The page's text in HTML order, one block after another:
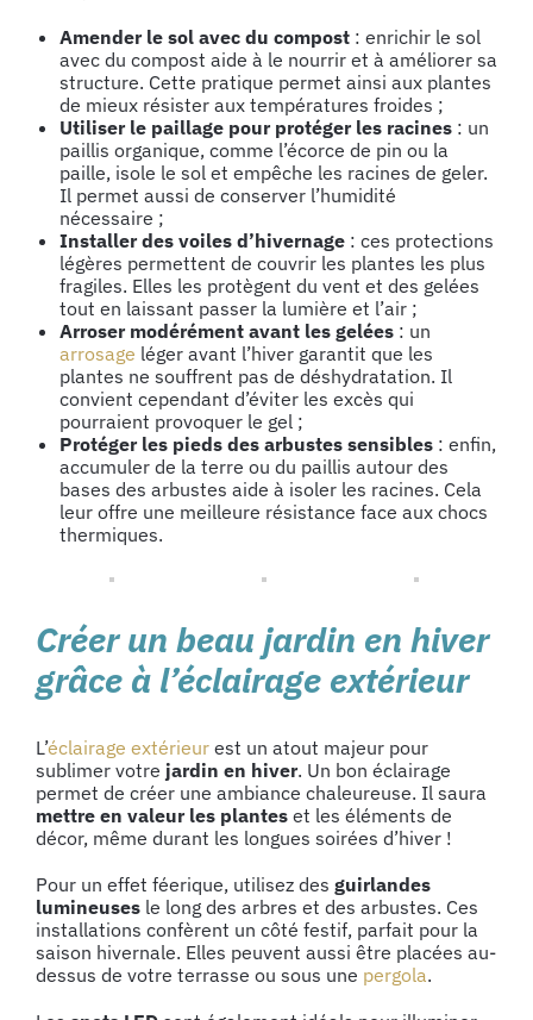
Amender le sol avec du compost : enrichir le sol
avec du compost aide à le nourrir et à améliorer sa
structure. Cette pratique permet ainsi aux plantes
de mieux résister aux températures froides ;
Utiliser le paillage pour protéger les racines : un
paillis organique, comme l’écorce de pin ou la
paille, isole le sol et empêche les racines de geler.
Il permet aussi de conserver l’humidité
nécessaire ;
Installer des voiles d’hivernage : ces protections
légères permettent de couvrir les plantes les plus
fragiles. Elles les protègent du vent et des gelées
tout en laissant passer la lumière et l’air ;
Arroser modérément avant les gelées : un
arrosage léger avant l’hiver garantit que les
plantes ne souffrent pas de déshydratation. Il
convient cependant d’éviter les excès qui
pourraient provoquer le gel ;
Protéger les pieds des arbustes sensibles : enfin,
accumuler de la terre ou du paillis autour des
bases des arbustes aide à isoler les racines. Cela
leur offre une meilleure résistance face aux chocs
thermiques.
Créer un beau jardin en hiver
grâce à l’éclairage extérieur
L’éclairage extérieur est un atout majeur pour
sublimer votre jardin en hiver. Un bon éclairage
permet de créer une ambiance chaleureuse. Il saura
mettre en valeur les plantes et les éléments de
décor, même durant les longues soirées d’hiver !
Pour un effet féerique, utilisez des guirlandes
lumineuses le long des arbres et des arbustes. Ces
installations confèrent un côté festif, parfait pour la
saison hivernale. Elles peuvent aussi être placées au-
dessus de votre terrasse ou sous une pergola.